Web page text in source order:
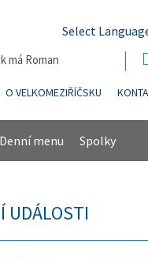
Select
má Roman
O VELKOMEZIŘÍČSKU
Denní menu Spolky
UDÁLOSTI